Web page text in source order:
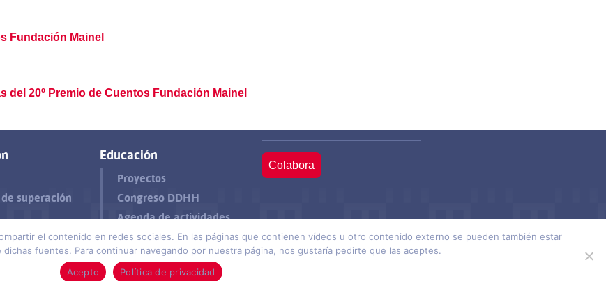
Fundación Mainel
20º Premio de Cuentos Fundación Mainel
superación
Educación
Proyectos
Congreso DDHH
Agenda de actividades
Colabora
de datos © 2026 Fundación Mainel · Hecho con por SocialCo
el contenido en redes sociales. En las páginas que contienen vídeos u otro contenido externo se pueden también estar
fuentes. Para continuar navegando por nuestra página, nos gustaría pedirte que las aceptes.
Acepto
Política de privacidad